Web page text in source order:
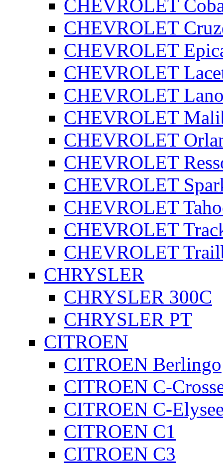
CHEVROLET
CHEVROLET
CHEVROLET
CHEVROLET
CHEVROLET
CHEVROLET
CHEVROLET
CHEVROLET
CHEVROLET
CHEVROLET
CHEVROLET
CHEVROLET
CHRYSLER
CHRYSLER 300C
CHRYSLER PT
CITROEN
CITROEN Berlingo
CITROEN C-
CITROEN C-
CITROEN C1
CITROEN C3